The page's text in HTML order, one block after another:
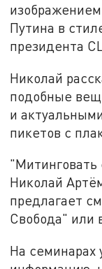
Путина в
президента
Николай
подобные
и
пикетов с
"Митинговать
Николай
предлагает
Свобода" или
На семинарах